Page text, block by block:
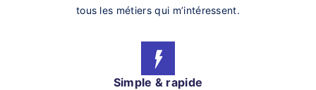
tous les métiers qui m’intéressent.
Simple & rapide